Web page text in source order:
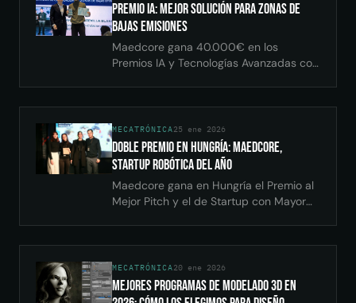
Premio IA: Mejor Solución para Zonas de
Bajas Emisiones
Maedcore gana 40.000€ en los
Premios IA y Tecnologías Avanzadas con
Emisiones con IA e IoT.
MECATRÓNICA25 ene 2026
Doble Premio en Hungría: Maedcore,
Startup Robótica del Año
Maedcore gana en Hungría el Premio al
Mejor Pitch y el de Startup con Mayor
industrial.
MECATRÓNICA20 ene 2026
Mejores Programas de Modelado 3D en